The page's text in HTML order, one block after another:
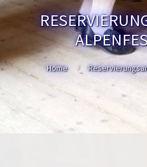
Home